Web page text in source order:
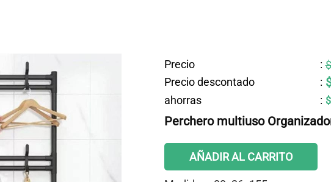
Precio :
Precio descontado
:
ahorras :
Perchero multiuso
AÑADIR AL CARRITO